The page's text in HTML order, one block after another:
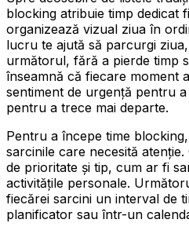
blocking atribuie timp dedicat
organizează vizual ziua în
lucru te ajută să parcurgi
următorul, fără a pierde timp
înseamnă că fiecare moment
sentiment de urgență pentru
pentru a trece mai departe.
Pentru a începe time
sarcinile care necesită
de prioritate și tip, cum ar fi
activitățile personale.
fiecărei sarcini un interval de
planificator sau într-un